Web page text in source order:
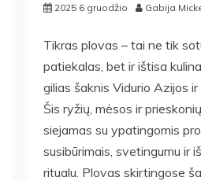
2025 6 gruodžio Gabija
Tikras plovas – tai ne tik
patiekalas, bet ir ištisa
gilias šaknis Vidurio Azijos
Šis ryžių, mėsos ir
siejamas su ypatingomis
susibūrimais, svetingumu ir
ritualu. Plovas skirtingose